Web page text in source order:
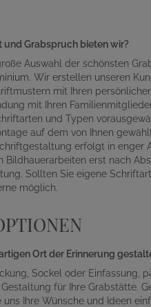
Grabspruch bieten wir?
Auswahl der schönsten
Wir erstellen unseren
mit Ihren
mit Ihren
und Typen
auf dem von Ihnen
erfolgt in enger
Bildhauerarbeiten erst nach
Sollten Sie eigene
möglich.
Ort der Erinnerung
Sockel oder Einfassung,
für Ihre Grabstätte.
Ihre Wünsche und Ideen